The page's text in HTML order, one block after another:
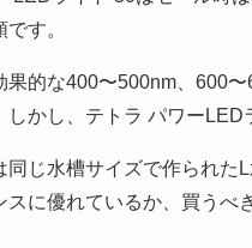
す。
果的な400〜500nm、600
しかし、テトラ パワーLED
同じ水槽サイズで作られた
スに優れているか、買うべ